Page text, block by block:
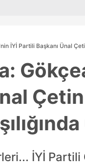
İYİ Partili Başkanı Ünal
İYİ